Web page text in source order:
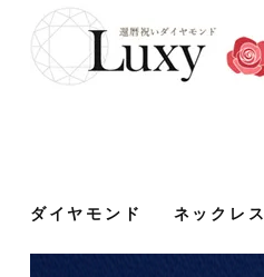
ダイヤモンド ネックレス